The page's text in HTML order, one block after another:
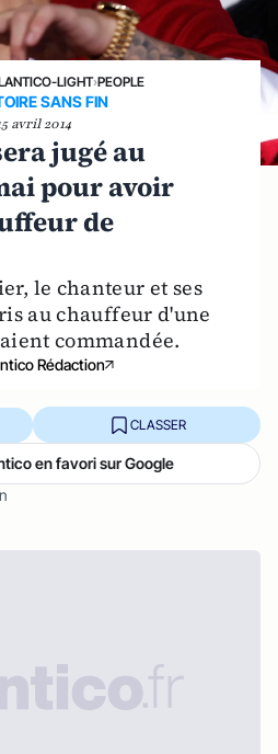
LIGHT›PEOPLE
SANS FIN
avril 2014
jugé au
pour avoir
de
le chanteur et ses
au chauffeur d'une
commandée.
Rédaction
CLASSER
en favori sur Google